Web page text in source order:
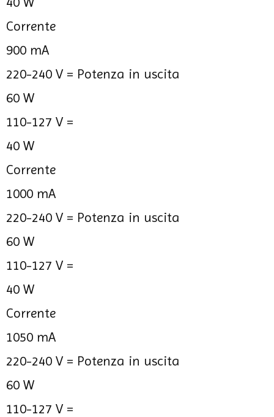
Corrente
900 mA
220-240 V = Potenza in uscita
60 W
110-127 V =
40 W
Corrente
1000 mA
220-240 V = Potenza in uscita
60 W
110-127 V =
40 W
Corrente
1050 mA
220-240 V = Potenza in uscita
60 W
110-127 V =